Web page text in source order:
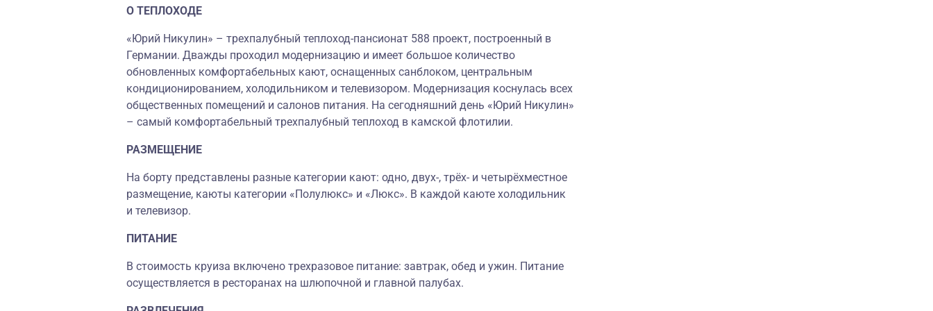
О ТЕПЛОХОДЕ
«Юрий Никулин» – трехпалубный теплоход-пансионат 588 проект, построенный в
Германии. Дважды проходил модернизацию и имеет большое количество
обновленных комфортабельных кают, оснащенных санблоком, центральным
кондиционированием, холодильником и телевизором. Модернизация коснулась всех
общественных помещений и салонов питания. На сегодняшний день «Юрий Никулин»
– самый комфортабельный трехпалубный теплоход в камской флотилии.
РАЗМЕЩЕНИЕ
На борту представлены разные категории кают: одно, двух-, трёх- и четырёхместное
размещение, каюты категории «Полулюкс» и «Люкс». В каждой каюте холодильник
и телевизор.
ПИТАНИЕ
В стоимость круиза включено трехразовое питание: завтрак, обед и ужин. Питание
осуществляется в ресторанах на шлюпочной и главной палубах.